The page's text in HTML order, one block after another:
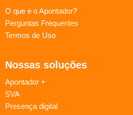
O que é o Apontador?
Perguntas Frequentes
Termos de Uso
Nossas soluções
Apontador +
SVA
Presença digital